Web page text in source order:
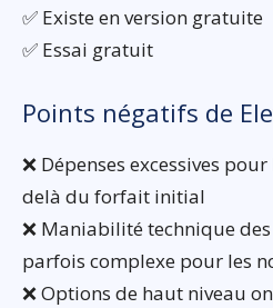
✅ Existe en version gratuite
✅ Essai gratuit
Points négatifs de
❌ Dépenses excessives
delà du forfait initial
❌ Maniabilité technique
parfois complexe pour les
❌ Options de haut niveau